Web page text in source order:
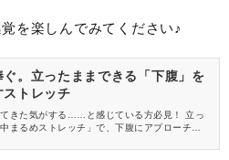
を楽しんでみてください♪
。立ったままできる「下腹」を
トレッチ
きた気がする……と感じている方必見！ 立っ
まるめストレッチ」で、下腹にアプローチし